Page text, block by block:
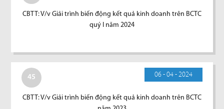
CBTT: V/v Giải trình biến động kết quả kinh doanh trên BCTC
quý I năm 2024
45 06 - 04 - 2024
CBTT: V/v Giải trình biến động kết quả kinh doanh trên BCTC